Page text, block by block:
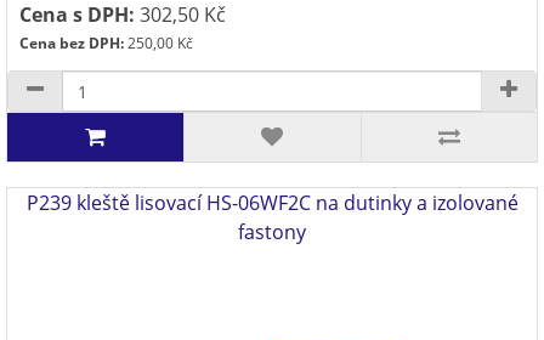
Cena s DPH: 302,50 Kč
Cena bez DPH:250,00 Kč
P239 kleště lisovací HS-06WF2C na dutinky a izolované
fastony